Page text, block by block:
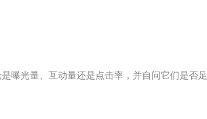
曝光量、互动量还是点击率，并自问它们是否足